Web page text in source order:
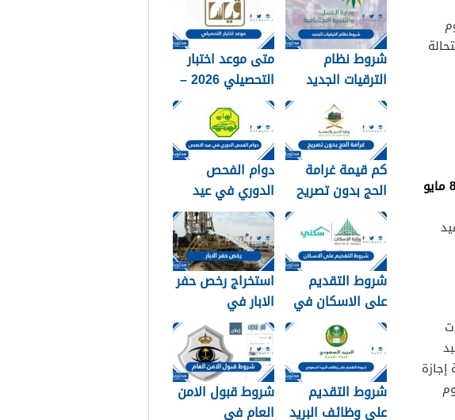
إلى استحالة
يبدأ دوام الدوائر الحكومية في المملكة العربية السعودية في 7 شوال 1443 الموافق لـ 8 مايو
شروط نظام
الترقيات الجديد
1448
متى موعد اختبار
التحصيلي 2026 –
1448
كم قيمة غرامة
الحج بدون تصريح
2026 – 1448
دوام الفحص
الدوري في عيد
الاضحى 1448
شروط التقديم
على الاسكان في
السعودية 1448
استخراج رخص حفر
الابار في
السعودية 1448
الرابط والشروط
بالتفصيل
شروط التقديم
على وظائف البريد
شروط قبول الامن
العام في